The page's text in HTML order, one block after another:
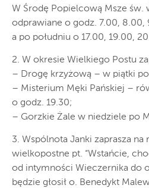
W Środę Popielcową Msze św.
odprawiane o godz. 7.00, 8.00,
a po południu o 17.00, 19.00,
2. W okresie Wielkiego Postu
– Drogę krzyżową – w piątki
– Misterium Męki Pańskiej –
o godz. 19.30;
– Gorzkie Żale w niedziele po
3. Wspólnota Janki zaprasza
wielkopostne pt. “Wstańcie,
od intymności Wieczernika do
będzie głosił o. Benedykt